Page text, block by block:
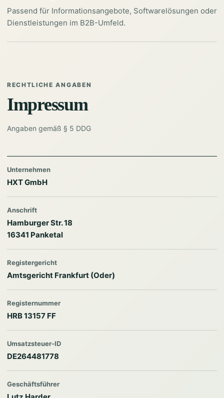
Passend für Informationsangebote, Softwarelösungen oder
Dienstleistungen im B2B-Umfeld.
RECHTLICHE ANGABEN
Impressum
Angaben gemäß § 5 DDG
Unternehmen
HXT GmbH
Anschrift
Hamburger Str. 18
16341 Panketal
Registergericht
Amtsgericht Frankfurt (Oder)
Registernummer
HRB 13157 FF
Umsatzsteuer-ID
DE264481778
Geschäftsführer